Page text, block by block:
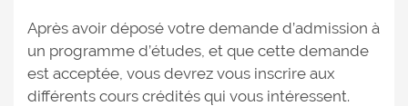
Après avoir déposé votre demande d’admission à
un programme d’études, et que cette demande
est acceptée, vous devrez vous inscrire aux
différents cours crédités qui vous intéressent.